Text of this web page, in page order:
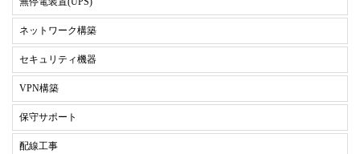
ネットワーク構築
セキュリティ機器
VPN構築
保守サポート
配線工事